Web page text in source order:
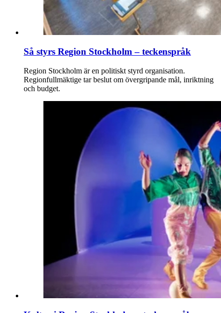
Så styrs Region Stockholm – teckenspråk
Region Stockholm är en politiskt styrd organisation.
Regionfullmäktige tar beslut om övergripande mål, inriktning
och budget.